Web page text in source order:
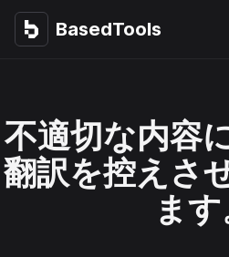
BasedTools
BasedTools
不適切な内容
翻訳を控えさ
ます